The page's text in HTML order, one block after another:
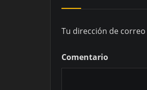
Tu dirección de
Comentario